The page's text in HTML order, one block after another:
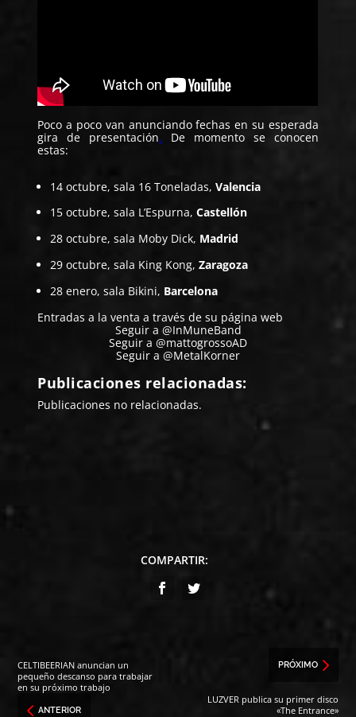
Poco a poco van anunciando fechas en su esperada
gira de presentación. De momento se conocen
estas:
14 octubre, sala 16 Toneladas,Valencia
15 octubre, sala L’Espurna,Castellón
28 octubre, sala Moby Dick, Madrid
29 octubre, sala King Kong,Zaragoza
28 enero, sala Bikini, Barcelona
Entradas a la venta a través de su páginaweb
Seguir a @InMuneBand
Seguir a @mattogrossoAD
Seguir a @MetalKorner
Publicaciones relacionadas:
Publicaciones no relacionadas.
COMPARTIR:
CELTIBEERIAN anuncian un
pequeño descanso para trabajar
en su próximo trabajo
ANTERIOR
PRÓXIMO
LUZVER publica su primer disco
«The Entrance»